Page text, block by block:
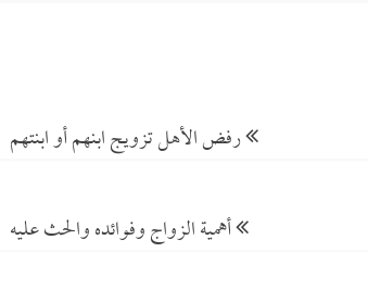
رفض الأهل تزويج ابنهم أو ابنتهم
أهمية الزواج وفوائده والحث عليه